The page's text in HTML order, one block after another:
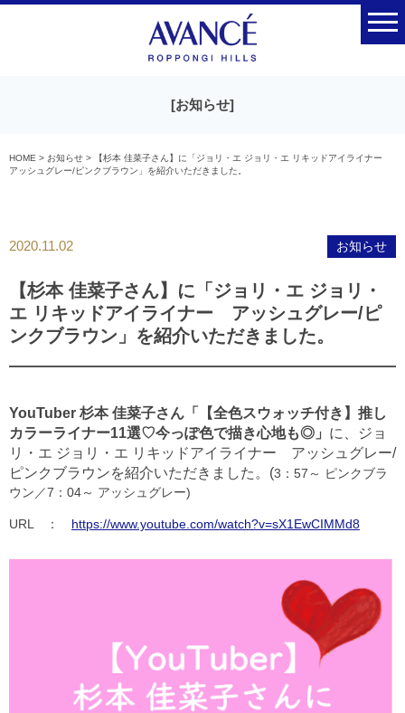
[お知らせ]
HOME > お知らせ >
【杉本 佳菜子さん】に「ジョリ・エ ジョリ・エ リキッドアイライナー
アッシュグレー/ピンクブラウン」を紹介いただきました。
2020.11.02 お知らせ
【杉本 佳菜子さん】に「ジョリ・エ ジョリ・
エ リキッドアイライナー アッシュグレー/ピ
ンクブラウン」を紹介いただきました。
YouTuber 杉本 佳菜子さん「【全色スウォッチ付き】推し
カラーライナー11選♡今っぽ色で描き心地も◎」 に、ジョ
リ・エ ジョリ・エ リキッドアイライナー アッシュグレー/
ピンクブラウンを紹介いただきました。(3：57～ ピンクブラ
ウン／7：04～ アッシュグレー)
URL ： https://www.youtube.com/watch?v=sX1EwCIMMd8